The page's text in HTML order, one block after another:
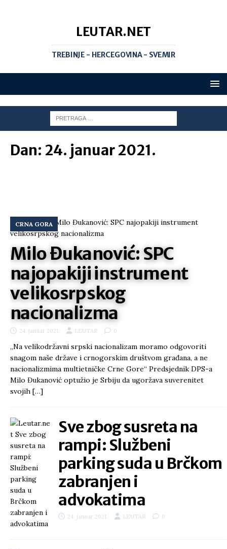
LEUTAR.NET
TREBINJE - HERCEGOVINA - SVEMIR
Dan: 24. januar 2021.
CRNA GORA
Milo Đukanović: SPC
najopakiji instrument
velikosrpskog
nacionalizma
24. januar 2021. LEUTAR 0
„Na velikodržavni srpski nacionalizam moramo odgovoriti
snagom naše države i crnogorskim društvom građana, a ne
nacionalizmima multietničke Crne Gore“ Predsjednik DPS-a
Milo Đukanović optužio je Srbiju da ugoržava suverenitet
svojih […]
Sve zbog susreta na
rampi: Službeni
parking suda u Brčkom
zabranjen i
advokatima
24. januar 2021. LEUTAR 0